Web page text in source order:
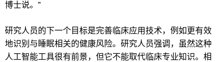
博士说。”
研究人员的下一个目标是完善临床应用技术，例如更有效
地识别与睡眠相关的健康风险。研究人员强调，虽然这种
人工智能工具很有前景，但它不能取代临床专业知识。相